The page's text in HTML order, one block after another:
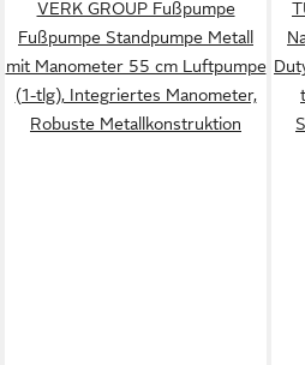
VERK GROUP Fußpumpe
Fußpumpe Standpumpe Metall
mit Manometer 55 cm Luftpumpe
(1-tlg), Integriertes Manometer,
Robuste Metallkonstruktion